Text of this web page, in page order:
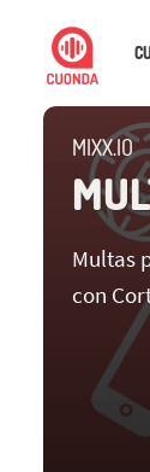
MIXX.IO
Multas
con